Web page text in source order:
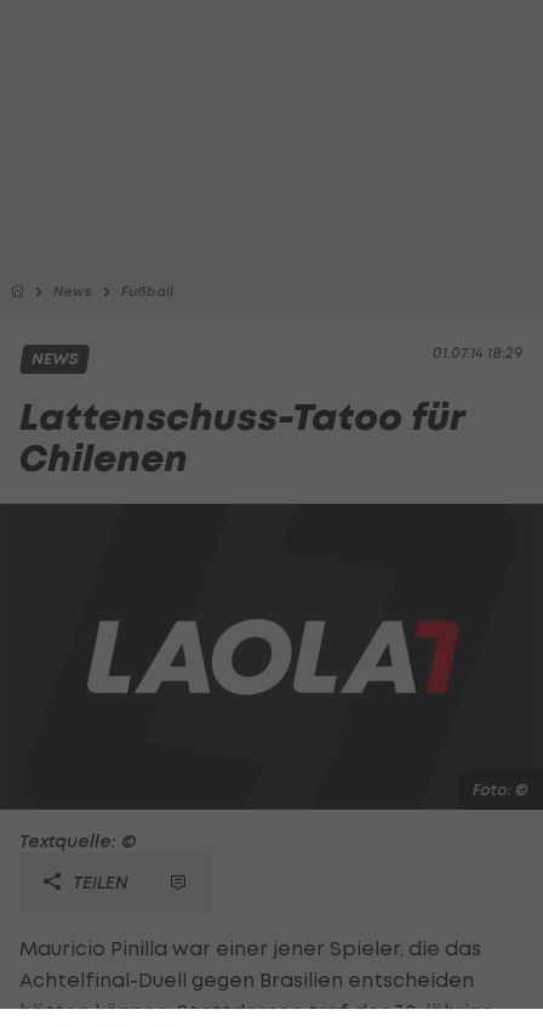
News Fußball
01.07.14 18:29
NEWS
Lattenschuss-Tatoo für
Chilenen
Foto: ©
Textquelle: ©
TEILEN
Mauricio Pinilla war einer jener Spieler, die das
Achtelfinal-Duell gegen Brasilien entscheiden
hätten können. Stattdessen traf der 30-jährige